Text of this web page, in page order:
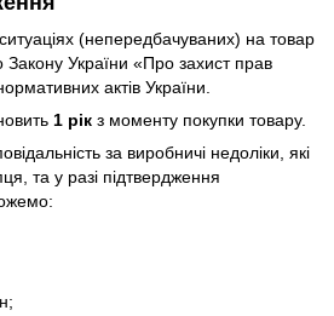
(непередбачуваних) на товар
Закону України «Про захист прав
актів України.
1 рік з моменту покупки товару.
за виробничі недоліки, які
та у разі підтвердження